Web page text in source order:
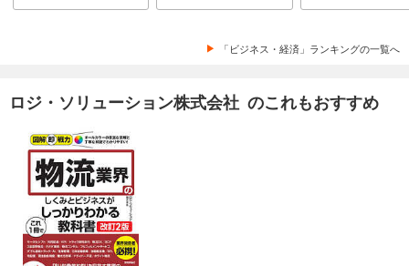
「ビジネス・経済」ランキングの一覧へ
ロジ・ソリューション株式会社 のこれもおすすめ